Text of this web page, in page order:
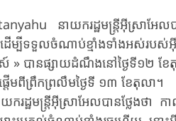
នាយករដ្ឋមន្ត្រី​អ៊ីស្រាអែល​​បាន​
ើម្បីទទួល​​​ចំណាប់ខ្មាំង​​ទាំងអស់​របស់​​
បាន​ផ្សាយ​ដំណឹង​នៅ​ថ្ងៃទី​១២ ខែ​
ម​ពី​ព្រឹកព្រលឹម​ថ្ងៃទី ១៣ ខែតុលា។
ដ្ឋមន្ត្រី​អ៊ីស្រាអែល​បាន​ថ្លែងថា